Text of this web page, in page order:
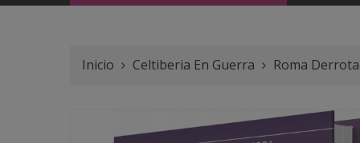
Inicio Celtiberia En Guerra Roma